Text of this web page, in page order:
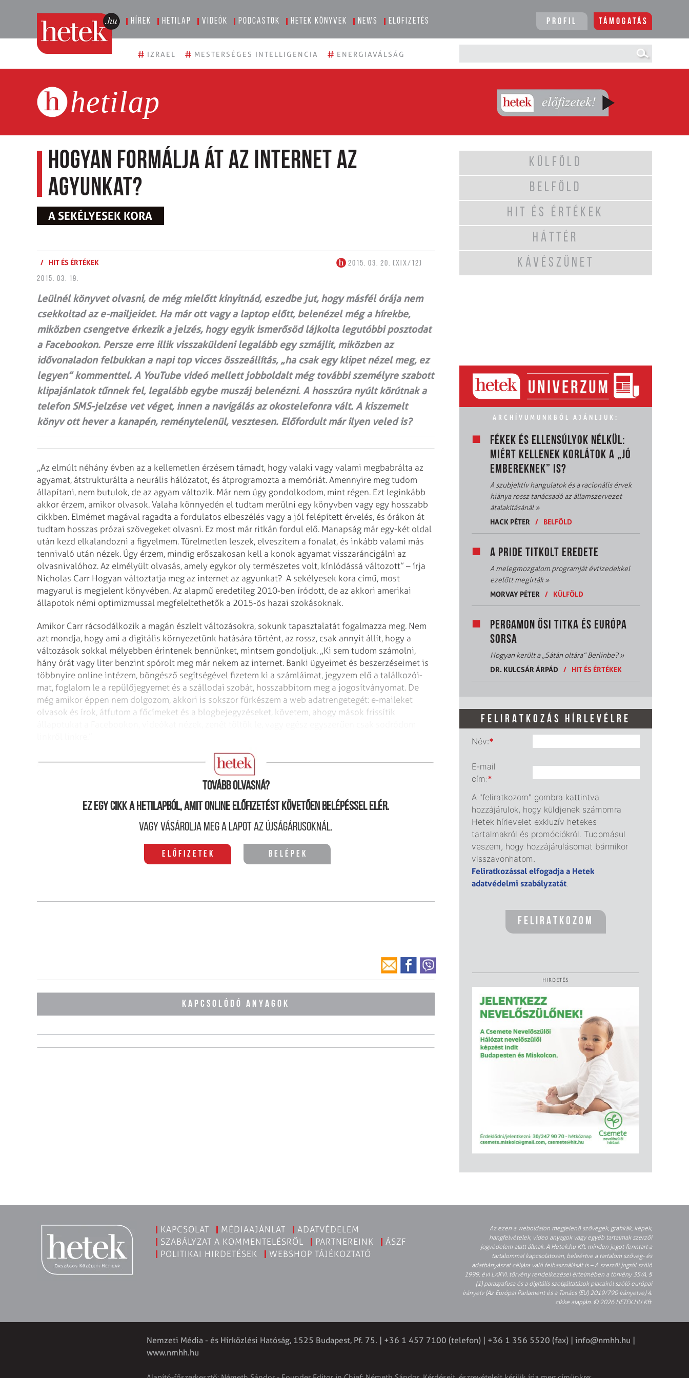
Hírek Hetilap Videók Podcastok Hetek könyvek News Előfizetés Profil Támogatás
# IZRAEL # MESTERSÉGES INTELLIGENCIA # ENERGIAVÁLSÁG
hetilap
Hogyan formálja át az internet az
agyunkat?
A SEKÉLYESEK KORA
/ HIT ÉS ÉRTÉKEK
2015. 03. 20. (XIX/12)
2015. 03. 19.
Leülnél könyvet olvasni, de még mielőtt kinyitnád, eszedbe jut, hogy másfél órája nem
csekkoltad az e-mailjeidet. Ha már ott vagy a laptop előtt, belenézel még a hírekbe,
miközben csengetve érkezik a jelzés, hogy egyik ismerősöd lájkolta legutóbbi posztodat
a Facebookon. Persze erre illik visszaküldeni legalább egy szmájlit, miközben az
idővonaladon felbukkan a napi top vicces összeállítás, „ha csak egy klipet nézel meg, ez
legyen” kommenttel. A YouTube videó mellett jobboldalt még további személyre szabott
klipajánlatok tűnnek fel, legalább egybe muszáj belenézni. A hosszúra nyúlt körútnak a
telefon SMS-jelzése vet véget, innen a navigálás az okostelefonra vált. A kiszemelt
könyv ott hever a kanapén, reménytelenül, vesztesen. Előfordult már ilyen veled is?
„Az elmúlt néhány évben az a kellemetlen érzésem támadt, hogy valaki vagy valami megbabrálta az
agyamat, átstrukturálta a neurális hálózatot, és átprogramozta a memóriát. Amennyire meg tudom
állapítani, nem butulok, de az agyam változik. Már nem úgy gondolkodom, mint régen. Ezt leginkább
akkor érzem, amikor olvasok. Valaha könnyedén el tudtam merülni egy könyvben vagy egy hosszabb
cikkben. Elmémet magával ragadta a fordulatos elbeszélés vagy a jól felépített érvelés, és órákon át
tudtam hosszas prózai szövegeket olvasni. Ez most már ritkán fordul elő. Manapság már egy-két oldal
után kezd elkalandozni a figyelmem. Türelmetlen leszek, elveszítem a fonalat, és inkább valami más
tennivaló után nézek. Úgy érzem, mindig erőszakosan kell a konok agyamat visszaráncigálni az
olvasnivalóhoz. Az elmélyült olvasás, amely egykor oly természetes volt, kínlódássá változott” – írja
Nicholas Carr Hogyan változtatja meg az internet az agyunkat? A sekélyesek kora című, most
magyarul is megjelent könyvében. Az alapmű eredetileg 2010-ben íródott, de az akkori amerikai
állapotok némi optimizmussal megfeleltethetők a 2015-ös hazai szokásoknak.
Amikor Carr rácsodálkozik a magán észlelt változásokra, sokunk tapasztalatát fogalmazza meg. Nem
azt mondja, hogy ami a digitális környezetünk hatására történt, az rossz, csak annyit állít, hogy a
változások sokkal mélyebben érintenek bennünket, mintsem gondoljuk. „Ki sem tudom számolni,
hány órát vagy liter benzint spórolt meg már nekem az internet. Banki ügyeimet és beszerzéseimet is
többnyire online intézem, böngésző segítségével fizetem ki a számláimat, jegyzem elő a találkozói­
mat, foglalom le a repülőjegyemet és a szállodai szobát, hosszabbítom meg a jogosítványomat. De
még amikor éppen nem dolgozom, akkori is sokszor fürkészem a web adatrengetegét: e-maileket
olvasok és írok, átfutom a főcímeket és a blogbejegyzéseket, követem, ahogy mások frissítik
Google-memória
Tovább olvasná?
Ez egy cikk a hetilapból, amit online előfizetést követően belépéssel elér.
Vagy vásárolja meg a lapot az újságárusoknál.
Előfizetek Belépek
KAPCSOLÓDÓ ANYAGOK
KÜLFÖLD
BELFÖLD
HIT ÉS ÉRTÉKEK
HÁTTÉR
KÁVÉSZÜNET
ARCHÍVUMUNKBÓL AJÁNLJUK:
FÉKEK ÉS ELLENSÚLYOK NÉLKÜL:
MIÉRT KELLENEK KORLÁTOK A „JÓ
EMBEREKNEK” IS?
A szubjektív hangulatok és a racionális érvek
hiánya rossz tanácsadó az államszervezet
átalakításánál»
HACK PÉTER
/ BELFÖLD
A PRIDE TITKOLT EREDETE
A melegmozgalom programját évtizedekkel
ezelőtt megírták»
MORVAY PÉTER
/ KÜLFÖLD
PERGAMON ŐSI TITKA ÉS EURÓPA
SORSA
Hogyan került a „Sátán oltára” Berlinbe?»
DR. KULCSÁR ÁRPÁD
/ HIT ÉS ÉRTÉKEK
FELIRATKOZÁS HÍRLEVÉLRE
Név:*
E-mail
cím:*
A "feliratkozom" gombra kattintva
hozzájárulok, hogy küldjenek számomra
Hetek hírlevelet exkluzív hetekes
tartalmakról és promóciókról. Tudomásul
veszem, hogy hozzájárulásomat bármikor
visszavonhatom.
Feliratkozással elfogadja a Hetek
adatvédelmi szabályzatát.
HIRDETÉS
KAPCSOLAT MÉDIAAJÁNLAT
ADATVÉDELEM
SZABÁLYZAT A KOMMENTELÉSRŐL
PARTNEREINK
ÁSZF
POLITIKAI HIRDETÉSEK
WEBSHOP TÁJÉKOZTATÓ
Az ezen a weboldalon megjelenő szövegek, grafikák, képek,
hangfelvételek, video anyagok vagy egyéb tartalmak szerzői
jogvédelem alatt állnak. A Hetek.hu Kft. minden jogot fenntart a
tartalommal kapcsolatosan, beleértve a tartalom szöveg- és
adatbányászat céljára való felhasználását is – A szerzői jogról szóló
1999. évi LXXVI. törvény rendelkezései értelmében a törvény 35/A. §
(1) paragrafusa és a digitális szolgáltatások piacairól szóló európai
irányelv (Az Európai Parlament és a Tanács (EU) 2019/790 Irányelve) 4.
cikke alapján. © 2026 HETEK.HU Kft.
Nemzeti Média - és Hírközlési Hatóság, 1525 Budapest, Pf. 75. | +36 1 457 7100 (telefon) | +36 1 356 5520 (fax) | info@nmhh.hu
www.nmhh.hu